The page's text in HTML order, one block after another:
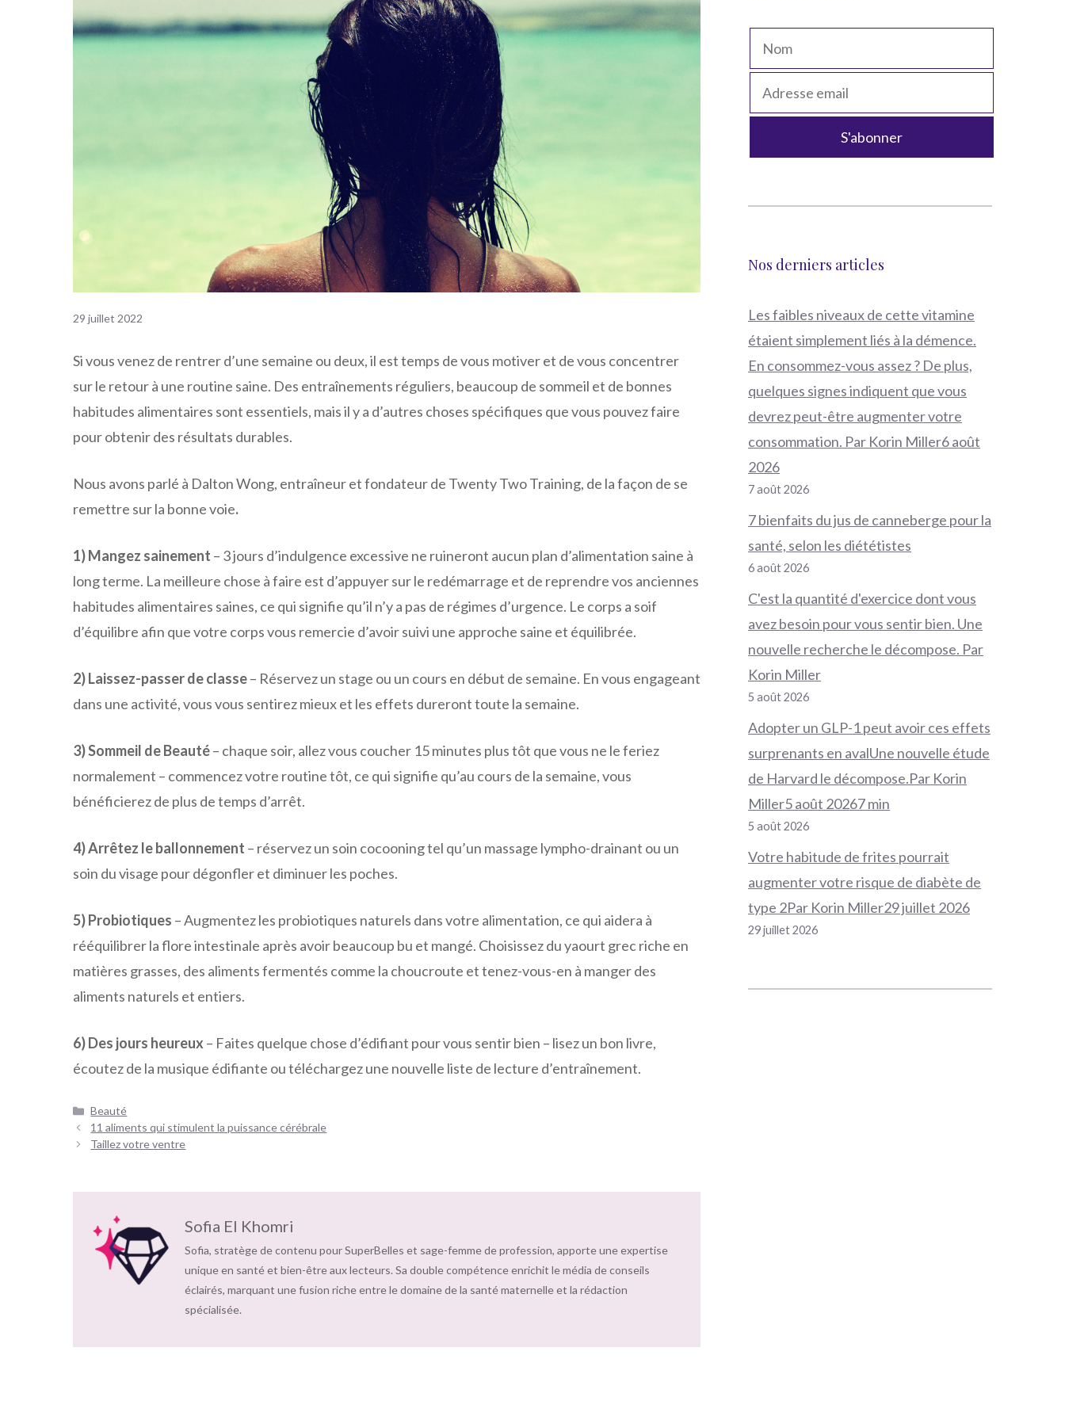
29 juillet 2022
Si vous venez de rentrer d’une semaine ou deux, il est temps de vous motiver et de vous concentrer
sur le retour à une routine saine. Des entraînements réguliers, beaucoup de sommeil et de bonnes
habitudes alimentaires sont essentiels, mais il y a d’autres choses spécifiques que vous pouvez faire
pour obtenir des résultats durables.
Nous avons parlé à Dalton Wong, entraîneur et fondateur de Twenty Two Training, de la façon de se
remettre sur la bonne voie.
1) Mangez sainement – 3 jours d’indulgence excessive ne ruineront aucun plan d’alimentation saine à
long terme. La meilleure chose à faire est d’appuyer sur le redémarrage et de reprendre vos anciennes
habitudes alimentaires saines, ce qui signifie qu’il n’y a pas de régimes d’urgence. Le corps a soif
d’équilibre afin que votre corps vous remercie d’avoir suivi une approche saine et équilibrée.
2) Laissez-passer de classe– Réservez un stage ou un cours en début de semaine. En vous engageant
dans une activité, vous vous sentirez mieux et les effets dureront toute la semaine.
3) Sommeil de Beauté– chaque soir, allez vous coucher 15 minutes plus tôt que vous ne le feriez
normalement – ​​commencez votre routine tôt, ce qui signifie qu’au cours de la semaine, vous
bénéficierez de plus de temps d’arrêt.
4) Arrêtez le ballonnement – réservez un soin cocooning tel qu’un massage lympho-drainant ou un
soin du visage pour dégonfler et diminuer les poches.
5) Probiotiques – Augmentez les probiotiques naturels dans votre alimentation, ce qui aidera à
rééquilibrer la flore intestinale après avoir beaucoup bu et mangé. Choisissez du yaourt grec riche en
matières grasses, des aliments fermentés comme la choucroute et tenez-vous-en à manger des
aliments naturels et entiers.
6) Des jours heureux – Faites quelque chose d’édifiant pour vous sentir bien – lisez un bon livre,
écoutez de la musique édifiante ou téléchargez une nouvelle liste de lecture d’entraînement.
Catégories
Beauté
Navigation
des
11 aliments qui stimulent la puissance cérébrale
Taillez votre ventre
Sofia El Khomri
Sofia, stratège de contenu pour SuperBelles et sage-femme de profession, apporte une expertise
unique en santé et bien-être aux lecteurs. Sa double compétence enrichit le média de conseils
éclairés, marquant une fusion riche entre le domaine de la santé maternelle et la rédaction
spécialisée.
Nos derniers articles
Les faibles niveaux de cette vitamine
étaient simplement liés à la démence.
En consommez-vous assez ? De plus,
quelques signes indiquent que vous
devrez peut-être augmenter votre
consommation. Par Korin Miller6 août
2026
7 août 2026
7 bienfaits du jus de canneberge pour la
santé, selon les diététistes
6 août 2026
C'est la quantité d'exercice dont vous
avez besoin pour vous sentir bien. Une
nouvelle recherche le décompose. Par
Korin Miller
5 août 2026
Adopter un GLP-1 peut avoir ces effets
surprenants en avalUne nouvelle étude
de Harvard le décompose.Par Korin
Miller5 août 20267 min
5 août 2026
Votre habitude de frites pourrait
augmenter votre risque de diabète de
type 2Par Korin Miller29 juillet 2026
29 juillet 2026